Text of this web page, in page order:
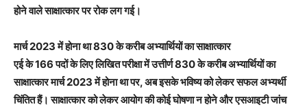
होने वाले साक्षात्कार पर रोक लग गई।
मार्च 2023 में होना था 830 के करीब अभ्यार्थियों का साक्षात्कार
एई के 166 पदों के लिए लिखित परीक्षा में उत्तीर्ण 830 के करीब अभ्यार्थियों का
साक्षात्कार मार्च 2023 में होना था पर, अब इसके भविष्य को लेकर सफल अभ्यर्थी
चिंतित हैं। साक्षात्कार को लेकर आयोग की कोई घोषणा न होने और एसआइटी जांच